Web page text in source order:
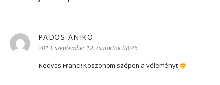
PADOS ANIKÓ
2013. szeptember 12. csütörtök 08:46
Kedves Franci! Köszönöm szépen a véleményt